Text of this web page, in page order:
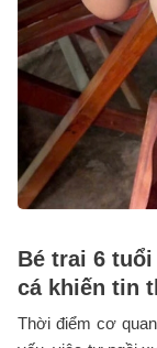
Bé trai 6
cá khiến tin
Thời điểm cơ